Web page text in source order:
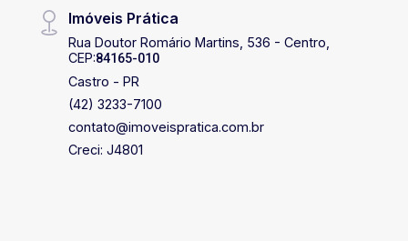
Imóveis Prática
Rua Doutor Romário Martins, 536 - Centro,
CEP:84165-010
Castro - PR
(42) 3233-7100
contato@imoveispratica.com.br
Creci: J4801